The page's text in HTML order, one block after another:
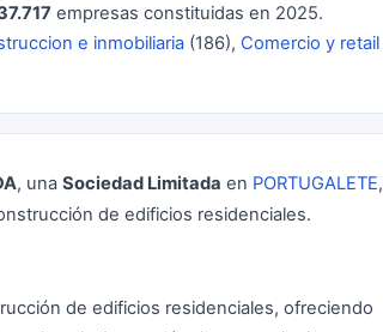
empresas constituidas en 2025.
e inmobiliaria (186), Comercio y retail
, una Sociedad Limitada en PORTUGALETE,
de edificios residenciales.
de edificios residenciales, ofreciendo